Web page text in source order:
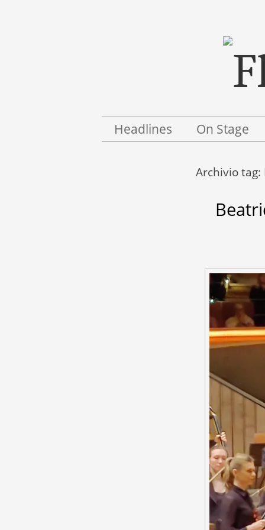
Headlines On Stage
Archivio tag: